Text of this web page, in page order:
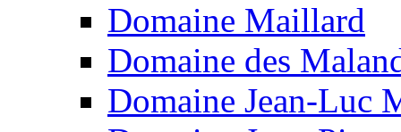
Domaine Maillard
Domaine des
Domaine Jean-Luc